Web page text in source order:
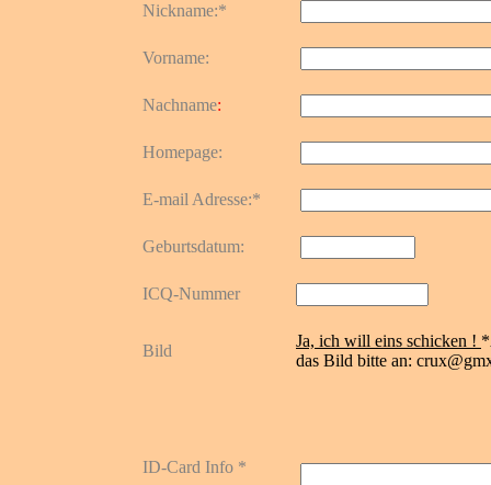
Nickname:*
Vorname:
Nachname:
Homepage:
E-mail Adresse:*
Geburtsdatum:
ICQ-Nummer
Bild
Ja, ich will eins schicken !
das Bild bitte an:
ID-Card Info *